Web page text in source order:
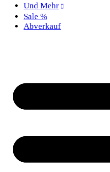
Und Mehr
Sale %
Abverkauf